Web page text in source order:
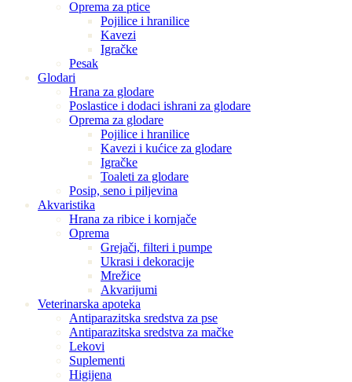
Oprema za ptice
Pojilice i hranilice
Kavezi
Igračke
Pesak
Glodari
Hrana za glodare
Poslastice i dodaci ishrani za glodare
Oprema za glodare
Pojilice i hranilice
Kavezi i kućice za glodare
Igračke
Toaleti za glodare
Posip, seno i piljevina
Akvaristika
Hrana za ribice i kornjače
Oprema
Grejači, filteri i pumpe
Ukrasi i dekoracije
Mrežice
Akvarijumi
Veterinarska apoteka
Antiparazitska sredstva za pse
Antiparazitska sredstva za mačke
Lekovi
Suplementi
Higijena